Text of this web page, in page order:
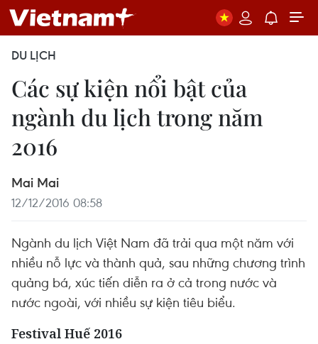
DU LỊCH
Các sự kiện nổi bật của
ngành du lịch trong năm
2016
Mai Mai
12/12/2016 08:58
Ngành du lịch Việt Nam đã trải qua một năm với
nhiều nỗ lực và thành quả, sau những chương trình
quảng bá, xúc tiến diễn ra ở cả trong nước và
nước ngoài, với nhiều sự kiện tiêu biểu.
Festival Huế 2016